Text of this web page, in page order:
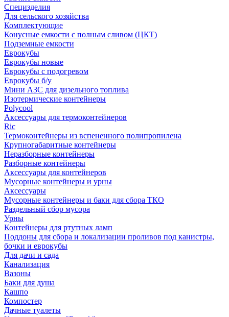
Специзделия
Для сельского хозяйства
Комплектующие
Конусные емкости с полным сливом (ЦКТ)
Подземные емкости
Еврокубы
Еврокубы новые
Еврокубы с подогревом
Еврокубы б/у
Мини АЗС для дизельного топлива
Изотермические контейнеры
Polycool
Аксессуары для термоконтейнеров
Ric
Термоконтейнеры из вспененного полипропилена
Крупногабаритные контейнеры
Неразборные контейнеры
Разборные контейнеры
Аксессуары для контейнеров
Мусорные контейнеры и урны
Аксессуары
Мусорные контейнеры и баки для сбора ТКО
Раздельный сбор мусора
Урны
Контейнеры для ртутных ламп
Поддоны для сбора и локализации проливов под канистры,
бочки и еврокубы
Для дачи и сада
Канализация
Вазоны
Баки для душа
Кашпо
Компостер
Дачные туалеты